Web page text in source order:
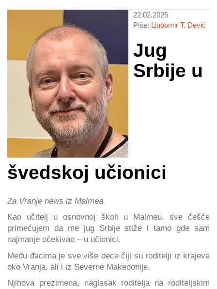
22.02.2026
Piše: Ljubomir T. Dević
Jug
Srbije u
švedskoj učionici
Za Vranje news iz Malmea
Kao učitelj u osnovnoj školi u Malmeu, sve češće
primećujem da me jug Srbije stiže i tamo gde sam
najmanje očekivao – u učionici.
Među đacima je sve više dece čiji su roditelji iz krajeva
oko Vranja, ali i iz Severne Makedonije.
Njihova prezimena, naglasak roditelja na roditeljskim